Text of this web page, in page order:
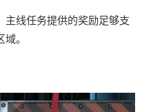
主线任务提供的奖励足够支
。